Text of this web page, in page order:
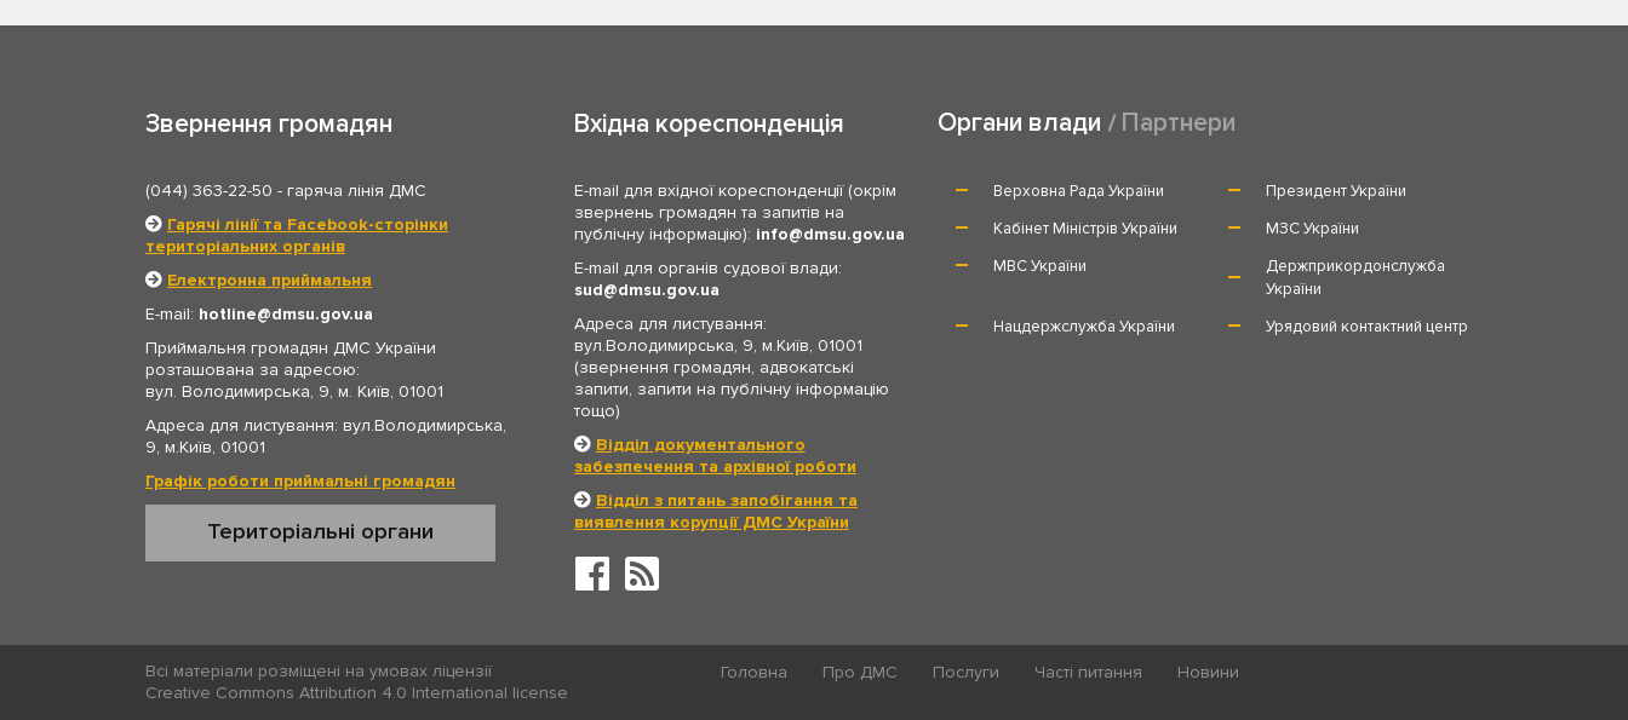
Звернення громадян
(044) 363-22-50 - гаряча лінія ДМС
Гарячі лінії та Facebook-сторінки
територіальних органів
Електронна приймальня
E-mail: hotline
dmsu.gov.ua
Приймальня громадян ДМС України
розташована за адресою:
вул. Володимирська, 9, м. Київ, 01001
Адреса для листування: вул.Володимирська,
9, м.Київ, 01001
Графік роботи приймальні громадян
Територіальні органи
Вхідна кореспонденція
E-mail для вхідної кореспонденції (окрім
звернень громадян та запитів на
публічну інформацію): info
dmsu.gov.ua
E-mail для органів судової влади:
sud
dmsu.gov.ua
Адреса для листування:
вул.Володимирська, 9, м.Київ, 01001
(звернення громадян, адвокатські
запити, запити на публічну інформацію
тощо)
Відділ документального
забезпечення та архівної роботи
Відділ з питань запобігання та
виявлення корупції ДМС України
Органи влади Партнери
Верховна Рада України
Президент України
Кабінет Міністрів України
МЗС України
МВС України
Держприкордонслужба
України
Нацдержслужба України
Урядовий контактний центр
Головна Про ДМС Послуги Часті питання Новини
Всі матеріали розміщені на умовах ліцензії
Creative Commons Attribution 4.0 International license